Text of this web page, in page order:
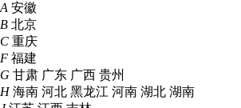
A 安徽
B 北京
C 重庆
F 福建
G 甘肃 广东 广西 贵州
H 海南 河北 黑龙江 河南 湖北 湖南